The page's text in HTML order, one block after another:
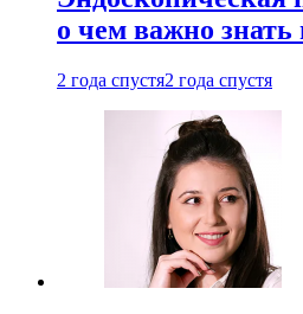
о чем важно знать
2 года спустя2 года спустя